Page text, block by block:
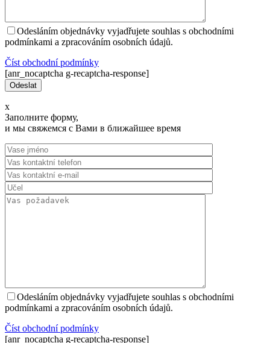
Odesláním objednávky vyjadřujete souhlas s obchodními
podmínkami a zpracováním osobních údajů.
Číst оbchodní podmínky
[anr_nocaptcha g-recaptcha-response]
x
Заполните форму,
и мы свяжемся с Вами в ближайшее время
Odesláním objednávky vyjadřujete souhlas s obchodními
podmínkami a zpracováním osobních údajů.
Číst оbchodní podmínky
[anr_nocaptcha g-recaptcha-response]